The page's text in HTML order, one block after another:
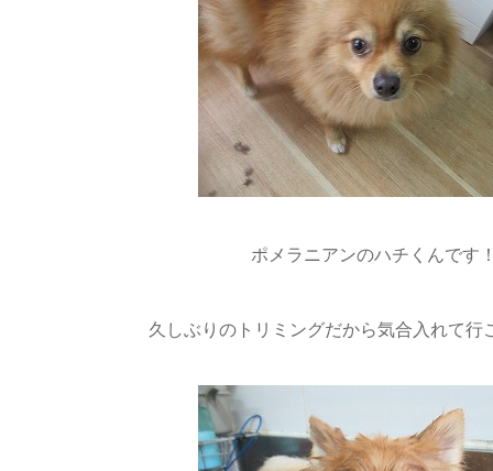
ポメラニアンのハチくんです
久しぶりのトリミングだから気合入れて行